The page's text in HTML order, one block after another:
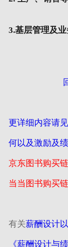
3.基层管理及
更详细内容请
何以及激励及
京东图书购买
当当图书购买
有关薪酬设计
《薪酬设计与